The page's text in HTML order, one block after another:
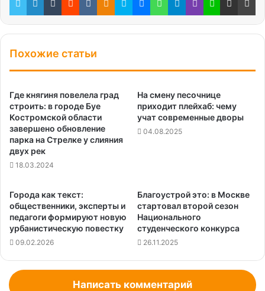
Похожие статьи
Где княгиня повелела град
строить: в городе Буе
Костромской области
завершено обновление
парка на Стрелке у слияния
двух рек
18.03.2024
На смену песочнице
приходит плейхаб: чему
учат современные дворы
04.08.2025
Города как текст:
общественники, эксперты и
педагоги формируют новую
урбанистическую повестку
09.02.2026
Благоустрой это: в Москве
стартовал второй сезон
Национального
студенческого конкурса
26.11.2025
Написать комментарий